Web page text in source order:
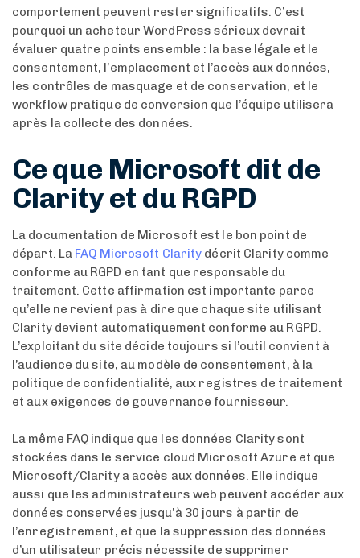
comportement peuvent rester significatifs. C’est
pourquoi un acheteur WordPress sérieux devrait
évaluer quatre points ensemble : la base légale et le
consentement, l’emplacement et l’accès aux données,
les contrôles de masquage et de conservation, et le
workflow pratique de conversion que l’équipe utilisera
après la collecte des données.
Ce que Microsoft dit de
Clarity et du RGPD
La documentation de Microsoft est le bon point de
départ. La FAQ Microsoft Clarity décrit Clarity comme
conforme au RGPD en tant que responsable du
traitement. Cette affirmation est importante parce
qu’elle ne revient pas à dire que chaque site utilisant
Clarity devient automatiquement conforme au RGPD.
L’exploitant du site décide toujours si l’outil convient à
l’audience du site, au modèle de consentement, à la
politique de confidentialité, aux registres de traitement
et aux exigences de gouvernance fournisseur.
La même FAQ indique que les données Clarity sont
stockées dans le service cloud Microsoft Azure et que
Microsoft/Clarity a accès aux données. Elle indique
aussi que les administrateurs web peuvent accéder aux
données conservées jusqu’à 30 jours à partir de
l’enregistrement, et que la suppression des données
d’un utilisateur précis nécessite de supprimer